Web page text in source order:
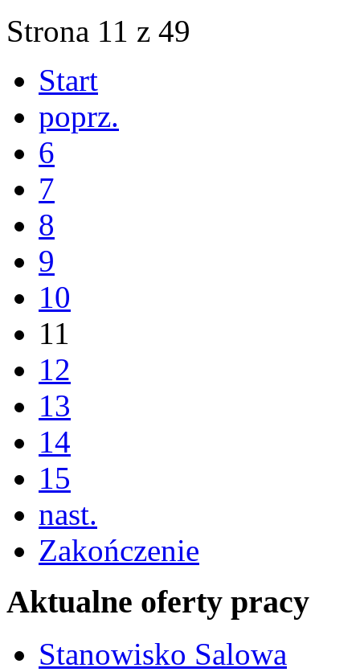
Strona 11 z 49
Start
poprz.
6
7
8
9
10
11
12
13
14
15
nast.
Zakończenie
Aktualne oferty pracy
Stanowisko Salowa